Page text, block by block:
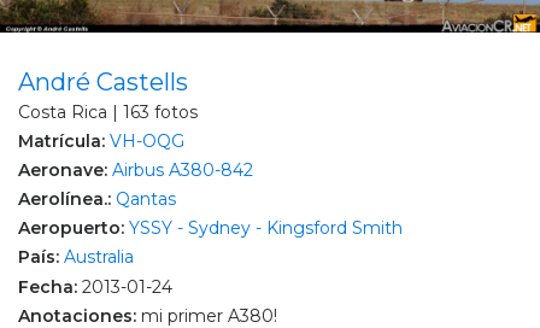
André Castells
Costa Rica | 163 fotos
Matrícula: VH-OQG
Aeronave: Airbus A380-842
Aerolínea.: Qantas
Aeropuerto: YSSY - Sydney - Kingsford Smith
País: Australia
Fecha: 2013-01-24
Anotaciones: mi primer A380!